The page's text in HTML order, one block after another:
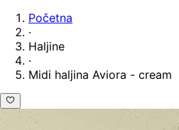
Početna
·
Haljine
·
Midi haljina Aviora - cream